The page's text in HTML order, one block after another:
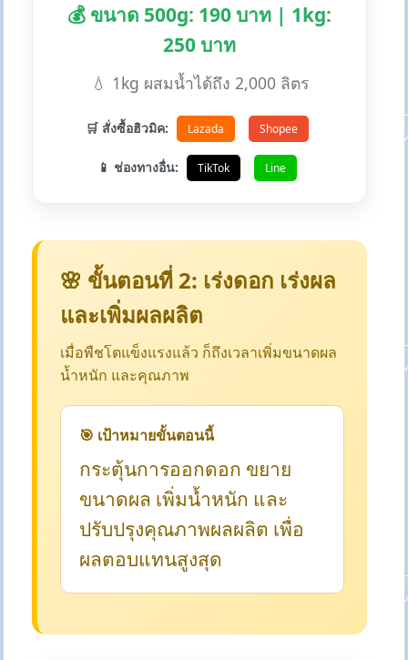
💰 ขนาด 500g: 190 บาท | 1kg:
250 บาท
💧 1kg ผสมน้ำได้ถึง 2,000 ลิตร
🛒 สั่งซื้อฮิวมิค: Lazada Shopee
📱 ช่องทางอื่น: TikTok Line
🌸 ขั้นตอนที่ 2: เร่งดอก เร่งผล
และเพิ่มผลผลิต
เมื่อพืชโตแข็งแรงแล้ว ก็ถึงเวลาเพิ่มขนาดผล
น้ำหนัก และคุณภาพ
🎯 เป้าหมายขั้นตอนนี้
กระตุ้นการออกดอก ขยาย
ขนาดผล เพิ่มน้ำหนัก และ
ปรับปรุงคุณภาพผลผลิต เพื่อ
ผลตอบแทนสูงสุด